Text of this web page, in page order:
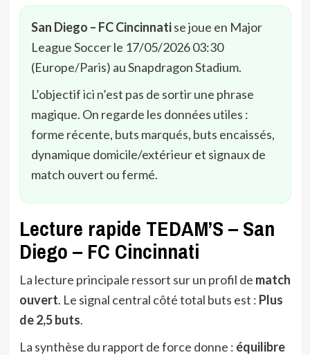
San Diego – FC Cincinnatise joue en Major
League Soccer le 17/05/2026 03:30
(Europe/Paris) au Snapdragon Stadium.
L’objectif ici n’est pas de sortir une phrase
magique. On regarde les données utiles :
forme récente, buts marqués, buts encaissés,
dynamique domicile/extérieur et signaux de
match ouvert ou fermé.
Lecture rapide TEDAM’S – San
Diego – FC Cincinnati
La lecture principale ressort sur un profil de match
ouvert. Le signal central côté total buts est : Plus
de 2,5 buts.
La synthèse du rapport de force donne : équilibre